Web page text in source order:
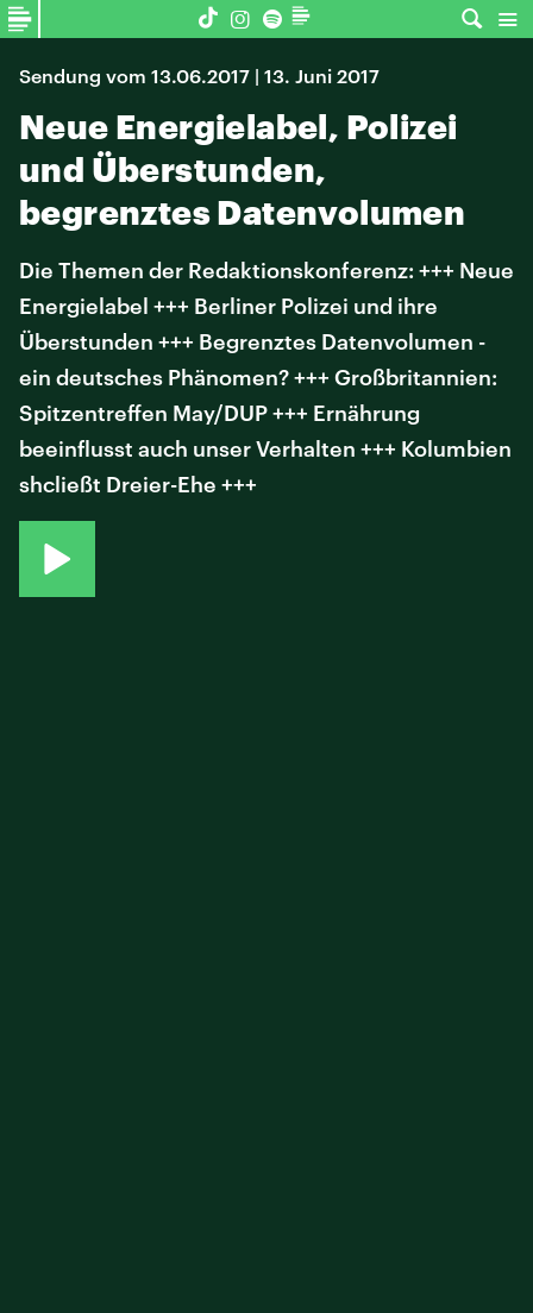
Sendung vom 13.06.2017 | 13. Juni 2017
Neue Energielabel, Polizei
und Überstunden,
begrenztes Datenvolumen
Die Themen der Redaktionskonferenz: +++ Neue
Energielabel +++ Berliner Polizei und ihre
Überstunden +++ Begrenztes Datenvolumen -
ein deutsches Phänomen? +++ Großbritannien:
Spitzentreffen May/DUP +++ Ernährung
beeinflusst auch unser Verhalten +++ Kolumbien
shcließt Dreier-Ehe +++